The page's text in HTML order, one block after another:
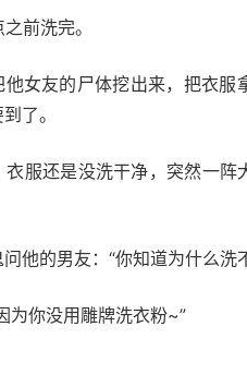
前洗完。
他女友的尸体挖出来，把衣
了。
衣服还是没洗干净，突然一
他的男友：“你知道为什么洗
为你没用雕牌洗衣粉~”